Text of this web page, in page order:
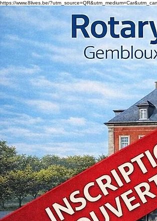
https://www.8lives.be/